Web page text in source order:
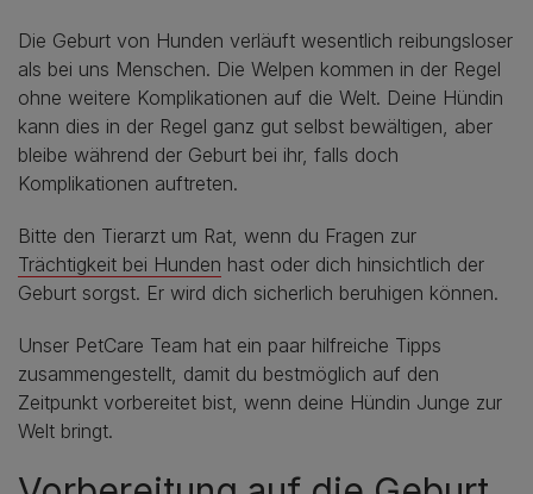
Die Geburt von Hunden verläuft wesentlich reibungsloser
als bei uns Menschen. Die Welpen kommen in der Regel
ohne weitere Komplikationen auf die Welt. Deine Hündin
kann dies in der Regel ganz gut selbst bewältigen, aber
bleibe während der Geburt bei ihr, falls doch
Komplikationen auftreten.
Bitte den Tierarzt um Rat, wenn du Fragen zur
Trächtigkeit bei Hunden hast oder dich hinsichtlich der
Geburt sorgst. Er wird dich sicherlich beruhigen können.
Unser PetCare Team hat ein paar hilfreiche Tipps
zusammengestellt, damit du bestmöglich auf den
Zeitpunkt vorbereitet bist, wenn deine Hündin Junge zur
Welt bringt.